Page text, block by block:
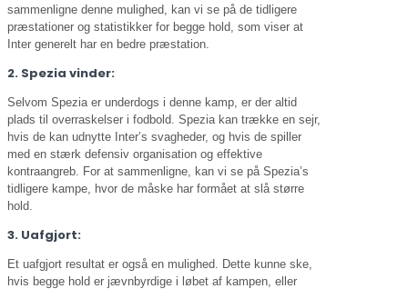
sammenligne denne mulighed, kan vi se på de tidligere
præstationer og statistikker for begge hold, som viser at
Inter generelt har en bedre præstation.
2. Spezia vinder:
Selvom Spezia er underdogs i denne kamp, er der altid
plads til overraskelser i fodbold. Spezia kan trække en sejr,
hvis de kan udnytte Inter’s svagheder, og hvis de spiller
med en stærk defensiv organisation og effektive
kontraangreb. For at sammenligne, kan vi se på Spezia’s
tidligere kampe, hvor de måske har formået at slå større
hold.
3. Uafgjort:
Et uafgjort resultat er også en mulighed. Dette kunne ske,
hvis begge hold er jævnbyrdige i løbet af kampen, eller